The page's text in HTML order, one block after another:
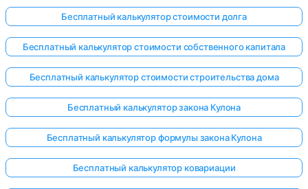
Бесплатный калькулятор стоимости долга
Бесплатный калькулятор стоимости собственного капитала
Бесплатный калькулятор стоимости строительства дома
Бесплатный калькулятор закона Кулона
Бесплатный калькулятор формулы закона Кулона
Бесплатный калькулятор ковариации